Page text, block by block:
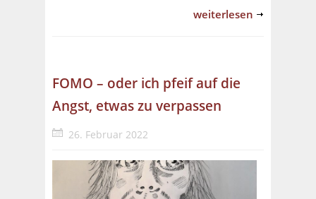
weiterlesen
FOMO – oder ich pfeif auf die
Angst, etwas zu verpassen
26. Februar 2022